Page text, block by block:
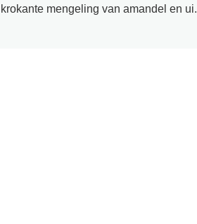
mengeling van amandel en ui.